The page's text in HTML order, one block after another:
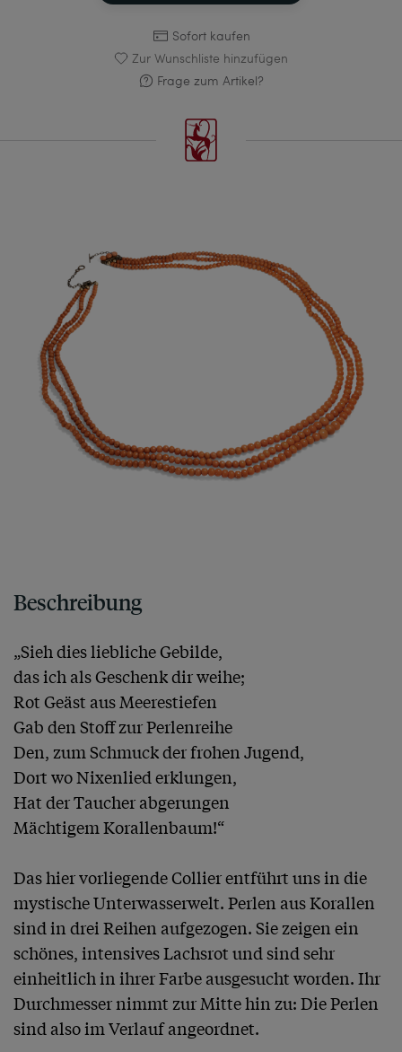
Sofort kaufen
Zur Wunschliste hinzufügen
Frage zum Artikel?
Beschreibung
„Sieh dies liebliche Gebilde,
das ich als Geschenk dir weihe;
Rot Geäst aus Meerestiefen
Gab den Stoff zur Perlenreihe
Den, zum Schmuck der frohen Jugend,
Dort wo Nixenlied erklungen,
Hat der Taucher abgerungen
Mächtigem Korallenbaum!“
Das hier vorliegende Collier entführt uns in die
mystische Unterwasserwelt. Perlen aus Korallen
sind in drei Reihen aufgezogen. Sie zeigen ein
schönes, intensives Lachsrot und sind sehr
einheitlich in ihrer Farbe ausgesucht worden. Ihr
Durchmesser nimmt zur Mitte hin zu: Die Perlen
sind also im Verlauf angeordnet.